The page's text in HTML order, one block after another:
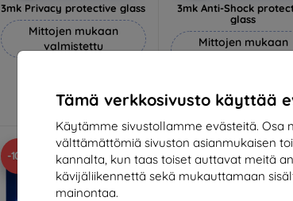
Tämä verkkosivusto käyttää
Käytämme sivustollamme evästeitä. Osa
välttämättömiä sivuston asianmukaisen
kannalta, kun taas toiset auttavat meitä
kävijäliikennettä sekä mukauttamaan
mainontaa.
3mk Privacy protective glass
Mittojen mukaan
valmistettu
20,61 €
3mk Anti-Shock
glass
Mittojen mukaan
17,01 €
Varastossa > 5 kpl
-10% -10%